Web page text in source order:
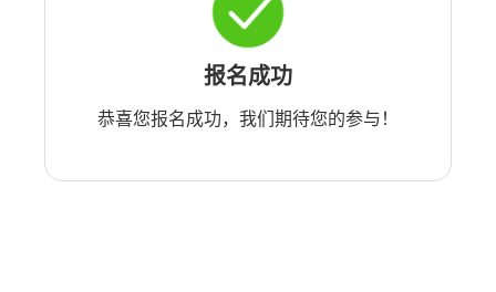
报名成功
恭喜您报名成功，我们期待您的参与！